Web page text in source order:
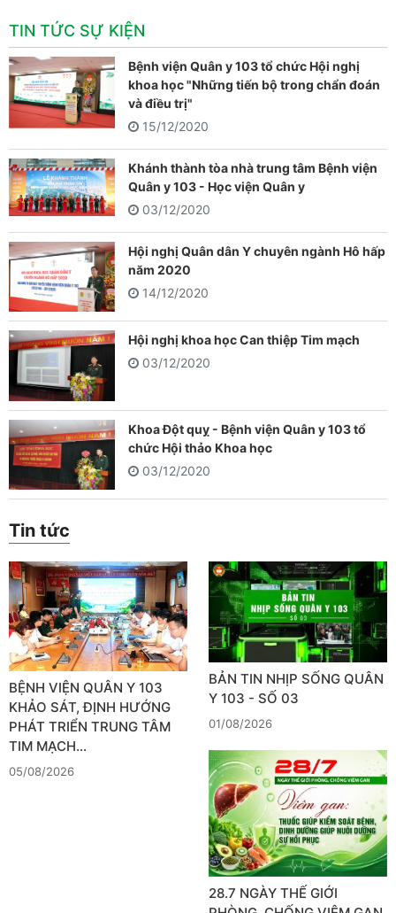
TIN TỨC SỰ KIỆN
Bệnh viện Quân y 103 tổ chức Hội nghị
khoa học "Những tiến bộ trong chẩn đoán
và điều trị"
15/12/2020
Khánh thành tòa nhà trung tâm Bệnh viện
Quân y 103 - Học viện Quân y
03/12/2020
Hội nghị Quân dân Y chuyên ngành Hô hấp
năm 2020
14/12/2020
Hội nghị khoa học Can thiệp Tim mạch
03/12/2020
Khoa Đột quỵ - Bệnh viện Quân y 103 tổ
chức Hội thảo Khoa học
03/12/2020
Tin tức
BỆNH VIỆN QUÂN Y 103
KHẢO SÁT, ĐỊNH HƯỚNG
PHÁT TRIỂN TRUNG TÂM
TIM MẠCH…
05/08/2026
BẢN TIN NHỊP SỐNG QUÂN
Y 103 - SỐ 03
01/08/2026
28.7 NGÀY THẾ GIỚI